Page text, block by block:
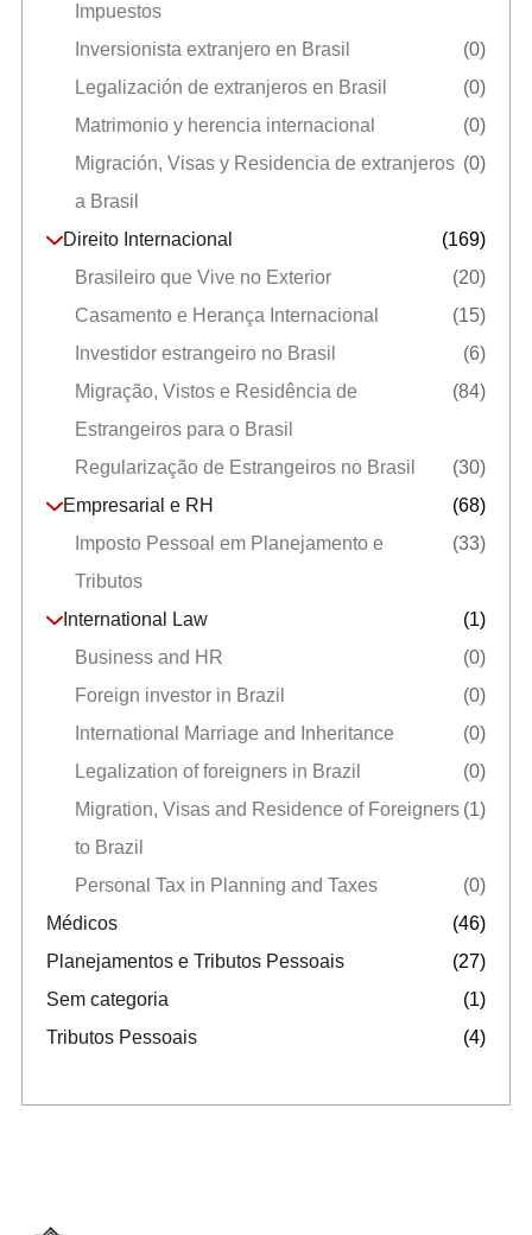
Impuestos
Inversionista extranjero en Brasil
(0)
Legalización de extranjeros en Brasil
(0)
Matrimonio y herencia internacional
(0)
Migración, Visas y Residencia de extranjeros
a Brasil
(0)
Direito Internacional
(169)
Brasileiro que Vive no Exterior
(20)
Casamento e Herança Internacional
(15)
Investidor estrangeiro no Brasil
(6)
Migração, Vistos e Residência de
Estrangeiros para o Brasil
(84)
Regularização de Estrangeiros no Brasil
(30)
Empresarial e RH
(68)
Imposto Pessoal em Planejamento e
Tributos
(33)
International Law
(1)
Business and HR
(0)
Foreign investor in Brazil
(0)
International Marriage and Inheritance
(0)
Legalization of foreigners in Brazil
(0)
Migration, Visas and Residence of Foreigners
to Brazil
(1)
Personal Tax in Planning and Taxes
(0)
Médicos
(46)
Planejamentos e Tributos Pessoais
(27)
Sem categoria
(1)
Tributos Pessoais
(4)